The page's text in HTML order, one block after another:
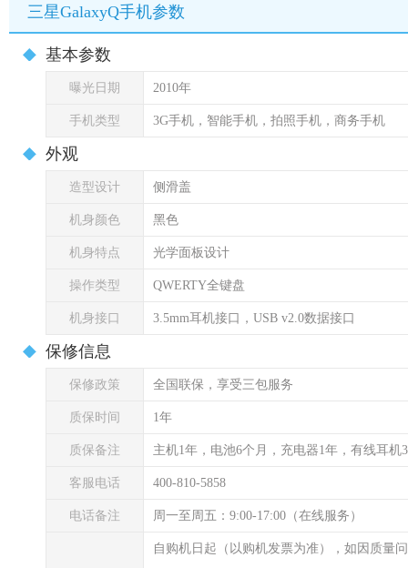
三星GalaxyQ手机参数
基本参数
曝光日期 2010年
手机类型 3G手机，智能手机，拍照手机，商务手机
外观
造型设计 侧滑盖
机身颜色 黑色
机身特点 光学面板设计
操作类型 QWERTY全键盘
机身接口 3.5mm耳机接口，USB v2.0数据接口
保修信息
保修政策 全国联保，享受三包服务
质保时间 1年
质保备注 主机1年，电池6个月，充电器1年，有线耳机
客服电话 400-810-5858
电话备注 周一至周五：9:00-17:00（在线服务）
自购机日起（以购机发票为准），如因质量